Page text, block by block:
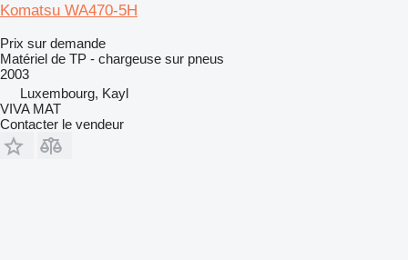
Komatsu WA470-5H
Prix sur demande
Matériel de TP - chargeuse sur pneus
2003
Luxembourg, Kayl
VIVA MAT
Contacter le vendeur